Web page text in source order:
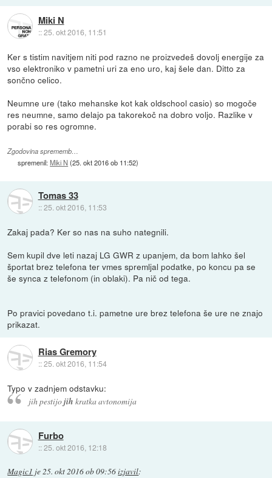
Miki N
::25. okt 2016, 11:51
Ker s tistim navitjem niti pod razno ne proizvedeš dovolj energije za
vso elektroniko v pametni uri za eno uro, kaj šele dan. Ditto za
sončno celico.
Neumne ure (tako mehanske kot kak oldschool casio) so mogoče
res neumne, samo delajo pa takorekoč na dobro voljo. Razlike v
porabi so res ogromne.
Zgodovina sprememb…
spremenil:Miki N(25. okt 2016 ob 11:52)
Tomas 33
::25. okt 2016, 11:53
Zakaj pada? Ker so nas na suho nategnili.
Sem kupil dve leti nazaj LG GWR z upanjem, da bom lahko šel
športat brez telefona ter vmes spremljal podatke, po koncu pa se
še synca z telefonom (in oblaki). Pa nič od tega.
Po pravici povedano t.i. pametne ure brez telefona še ure ne znajo
prikazat.
Rias Gremory
::25. okt 2016, 11:54
Typo v zadnjem odstavku:
jih pestijojih kratka avtonomija
Furbo
::25. okt 2016, 12:18
Magic1 je25. okt 2016 ob 09:56izjavil: